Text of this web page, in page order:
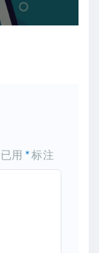
用 *标注